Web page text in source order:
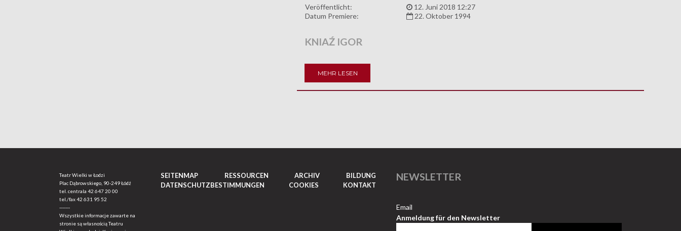
Veröffentlicht:
12. Juni 2018 12:27
Datum Premiere:
22. Oktober 1994
KNIAŹ IGOR
MEHR LESEN
Teatr Wielki w Łodzi
Plac Dąbrowskiego, 90-249 Łódź
tel. centrala 42 647 20 00
tel./fax42 631 95 52
-------
Wszystkie informacje zawarte na
stronie są własnością Teatru
SEITENMAP RESSOURCEN ARCHIV
BILDUNG
DATENSCHUTZBESTIMMUNGEN
COOKIES KONTAKT
NEWSLETTER
Email
Anmeldung für den Newsletter